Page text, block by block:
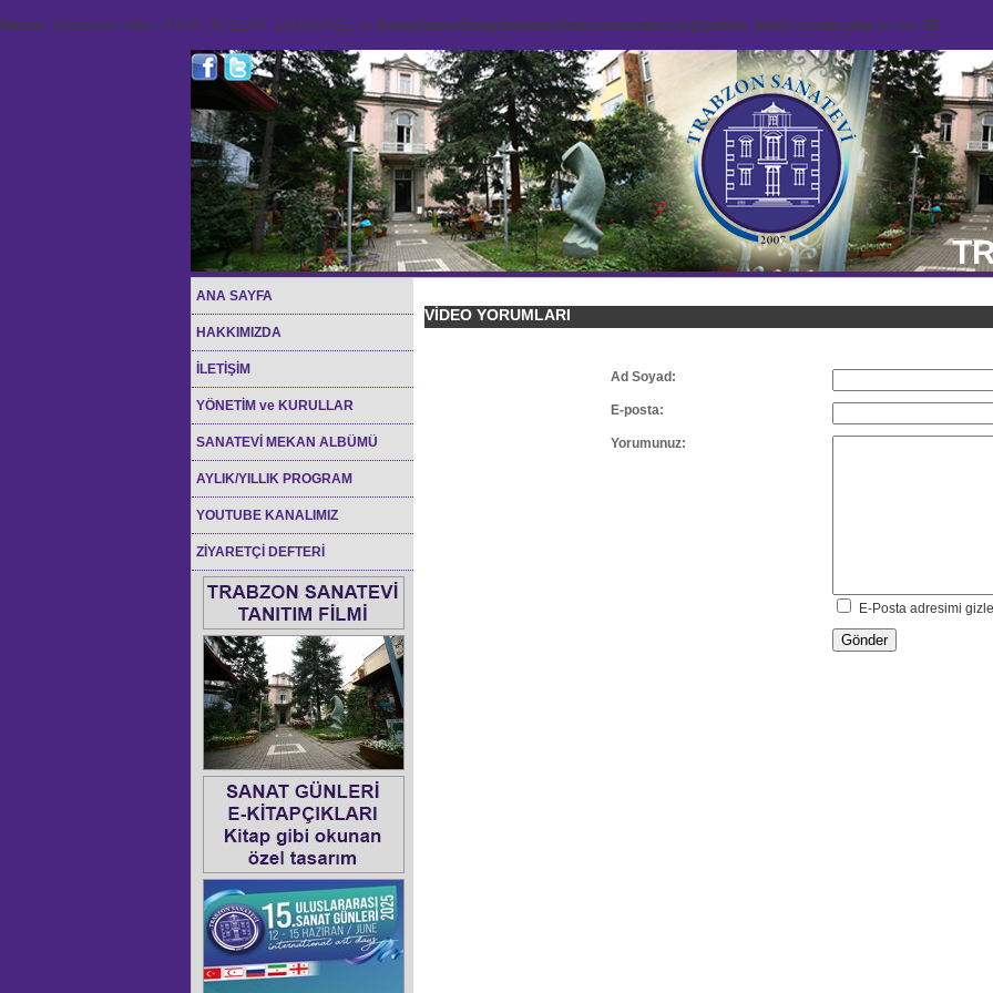
Notice: Undefined index: HTTP_ACCEPT_LANGUAGE in /home/sana45org/domains/trabzonsanatevi.org/public_html/counter.php on line 92
ANA SAYFA
HAKKIMIZDA
İLETİŞİM
YÖNETİM ve KURULLAR
SANATEVİ MEKAN ALBÜMÜ
AYLIK/YILLIK PROGRAM
YOUTUBE KANALIMIZ
ZİYARETÇİ DEFTERİ
VİDEO YORUMLARI
Ad Soyad:
E-posta:
Yorumunuz:
E-Posta adresimi